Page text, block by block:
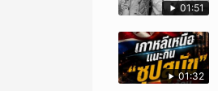
01:51
01:32